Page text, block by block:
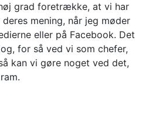
grad foretrække, at vi har
mening, når jeg møder
eller på Facebook. Det
for så ved vi som chefer,
kan vi gøre noget ved det,